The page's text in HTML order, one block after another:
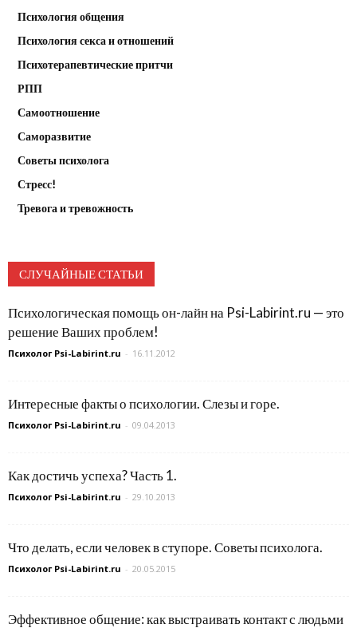
Психология общения
Психология секса и отношений
Психотерапевтические притчи
РПП
Самоотношение
Саморазвитие
Советы психолога
Стресс!
Тревога и тревожность
СЛУЧАЙНЫЕ СТАТЬИ
Психологическая помощь он-лайн на Psi-Labirint.ru — это
решение Ваших проблем!
Психолог Psi-Labirint.ru - 16.11.2012
Интересные факты о психологии. Слезы и горе.
Психолог Psi-Labirint.ru - 09.04.2013
Как достичь успеха? Часть 1.
Психолог Psi-Labirint.ru - 29.10.2013
Что делать, если человек в ступоре. Советы психолога.
Психолог Psi-Labirint.ru - 20.05.2015
Эффективное общение: как выстраивать контакт с людьми